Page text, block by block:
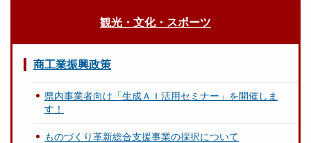
観光・文化・スポーツ
商工業振興政策
県内事業者向け「生成ＡＩ活用セミナー」を開催しま
す！
ものづくり革新総合支援事業の採択について